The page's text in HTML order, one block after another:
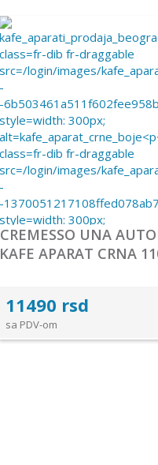
CREMESSO UNA
KAFE APARAT CRNA
11490 rsd
sa PDV-om